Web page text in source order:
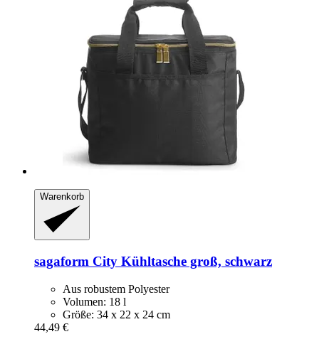
Warenkorb
sagaform City Kühltasche groß, schwarz
Aus robustem Polyester
Volumen: 18 l
Größe: 34 x 22 x 24 cm
44,49 €